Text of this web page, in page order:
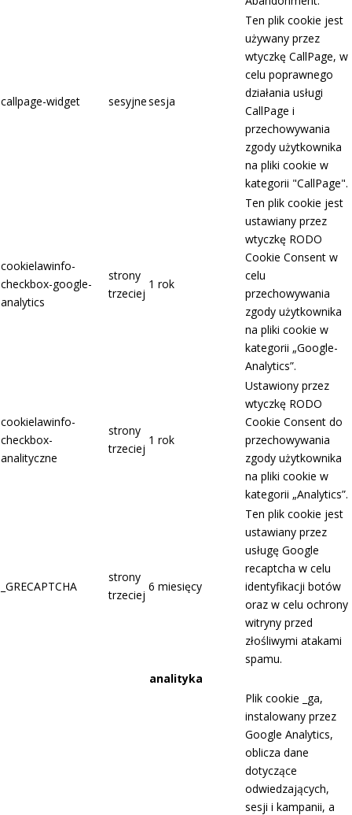
callpage-widget sesyjnesesja
Ten plik cookie jest
używany przez
wtyczkę CallPage, w
celu poprawnego
działania usługi
CallPage i
przechowywania
zgody użytkownika
na pliki cookie w
kategorii "CallPage".
cookielawinfo-
checkbox-google-
analytics
strony
trzeciej
1 rok
Ten plik cookie jest
ustawiany przez
wtyczkę RODO
Cookie Consent w
celu
przechowywania
zgody użytkownika
na pliki cookie w
kategorii „Google-
Analytics”.
cookielawinfo-
checkbox-
analityczne
strony
trzeciej
1 rok
Ustawiony przez
wtyczkę RODO
Cookie Consent do
przechowywania
zgody użytkownika
na pliki cookie w
kategorii „Analytics”.
_GRECAPTCHA
strony
trzeciej
6 miesięcy
Ten plik cookie jest
ustawiany przez
usługę Google
recaptcha w celu
identyfikacji botów
oraz w celu ochrony
witryny przed
złośliwymi atakami
spamu.
analityka
Plik cookie _ga,
instalowany przez
Google Analytics,
oblicza dane
dotyczące
odwiedzających,
sesji i kampanii, a